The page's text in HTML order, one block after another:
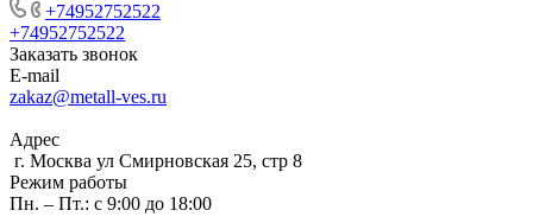
+74952752522
+74952752522
Заказать звонок
E-mail
zakaz@metall-ves.ru
Адрес
г. Москва ул Смирновская 25, стр 8
Режим работы
Пн. – Пт.: с 9:00 до 18:00